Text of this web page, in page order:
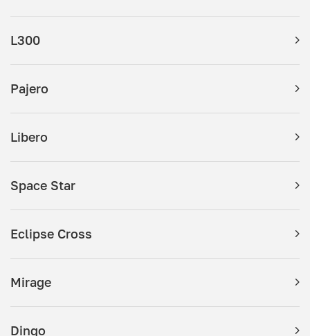
L300
Pajero
Libero
Space Star
Eclipse Cross
Mirage
Dingo